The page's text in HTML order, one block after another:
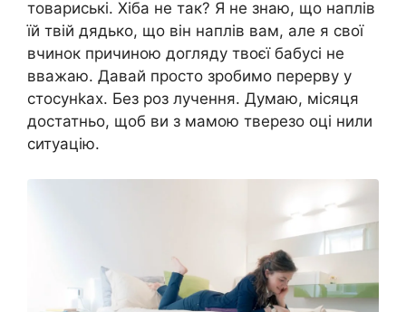
товариські. Хіба не так? Я не знаю, що наплів
їй твій дядько, що він наплів вам, але я свої
вчинок причиною догляду твоєї бабусі не
вважаю. Давай просто зробимо перерву у
стосунkах. Без роз лучення. Думаю, місяця
достатньо, щоб ви з мамою тверезо оці нили
ситуацію.